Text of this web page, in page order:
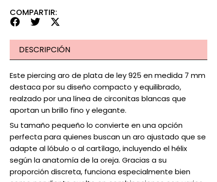
COMPARTIR:
DESCRIPCIÓN
Este piercing aro de plata de ley 925 en medida 7 mm
destaca por su diseño compacto y equilibrado,
realzado por una línea de circonitas blancas que
aportan un brillo fino y elegante.
Su tamaño pequeño lo convierte en una opción
perfecta para quienes buscan un aro ajustado que se
adapte al lóbulo o al cartílago, incluyendo el hélix
según la anatomía de la oreja. Gracias a su
proporción discreta, funciona especialmente bien